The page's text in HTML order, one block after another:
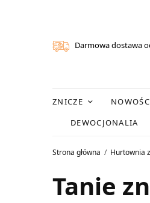
Darmowa dostawa
ZNICZE
DEWOCJONALIA
Strona główna Hurtownia
Tanie